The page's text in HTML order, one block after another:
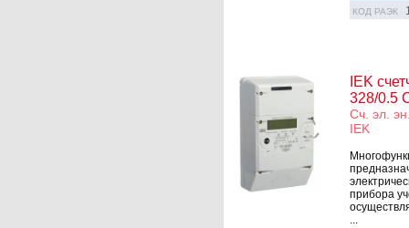
КОД РАЭК
IEK
328/0.5
Сч. эл.
IEK
прибора
...